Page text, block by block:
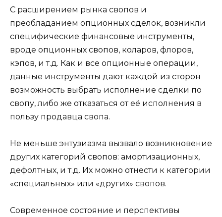
С расширением рынка свопов и
преобладанием опционных сделок, возникли
специфические финансовые инструменты,
вроде опционных свопов, коларов, флоров,
кэпов, и т.д. Как и все опционные операции,
данные инструменты дают каждой из сторон
возможность выбрать исполнение сделки по
свопу, либо же отказаться от её исполнения в
пользу продавца свопа.
Не меньше энтузиазма вызвало возникновение
других категорий свопов: амортизационных,
дефолтных, и т.д. Их можно отнести к категории
«специальных» или «других» свопов.
Современное состояние и перспективы